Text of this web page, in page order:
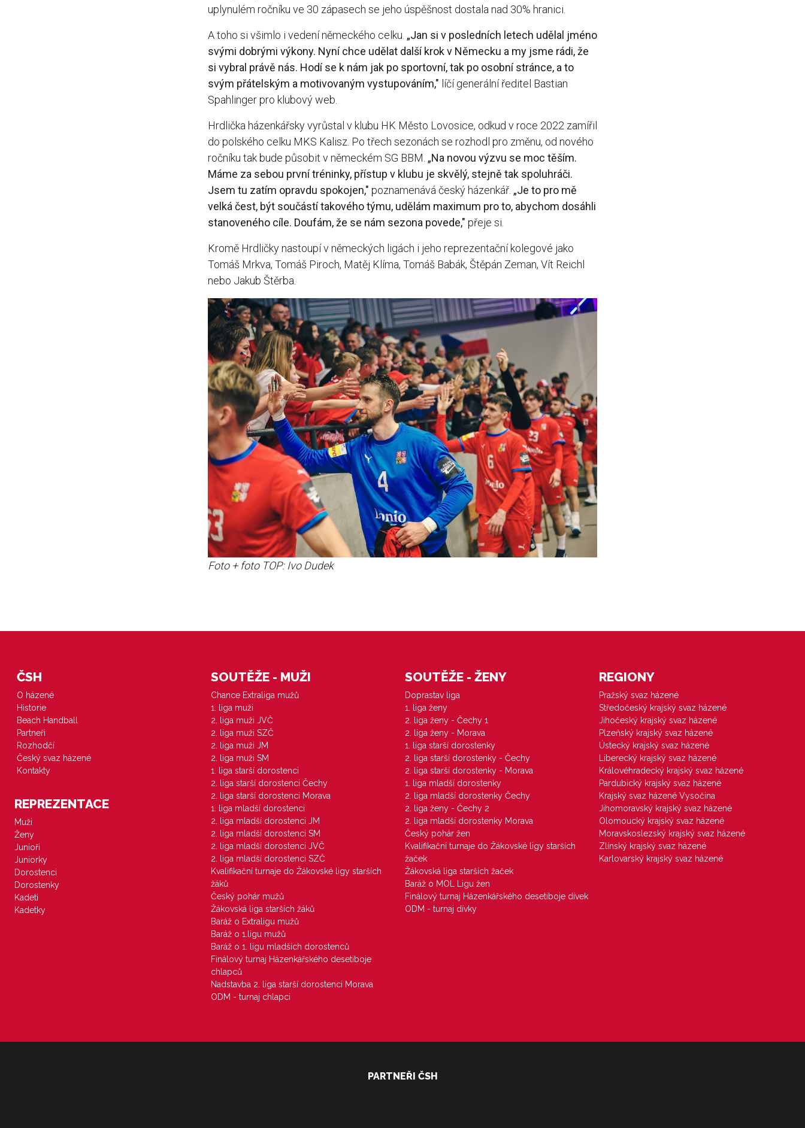
uplynulém ročníku ve 30 zápasech se jeho úspěšnost dostala nad 30% hranici.
A toho si všimlo i vedení německého celku. „Jan si v posledních letech udělal jméno
svými dobrými výkony. Nyní chce udělat další krok v Německu a my jsme rádi, že
si vybral právě nás. Hodí se k nám jak po sportovní, tak po osobní stránce, a to
svým přátelským a motivovaným vystupováním," líčí generální ředitel Bastian
Spahlinger pro klubový web.
Hrdlička házenkářsky vyrůstal v klubu HK Město Lovosice, odkud v roce 2022 zamířil
do polského celku MKS Kalisz. Po třech sezonách se rozhodl pro změnu, od nového
ročníku tak bude působit v německém SG BBM. „Na novou výzvu se moc těším.
Máme za sebou první tréninky, přístup v klubu je skvělý, stejně tak spoluhráči.
Jsem tu zatím opravdu spokojen," poznamenává český házenkář. „Je to pro mě
velká čest, být součástí takového týmu, udělám maximum pro to, abychom dosáhli
stanoveného cíle. Doufám, že se nám sezona povede," přeje si.
Kromě Hrdličky nastoupí v německých ligách i jeho reprezentační kolegové jako
Tomáš Mrkva, Tomáš Piroch, Matěj Klíma, Tomáš Babák, Štěpán Zeman, Vít Reichl
nebo Jakub Štěrba.
Foto + foto TOP: Ivo Dudek
ČSH
O házené
Historie
Beach Handball
Partneři
Rozhodčí
Český svaz házené
Kontakty
REPREZENTACE
Muži
Ženy
Junioři
Juniorky
Dorostenci
Dorostenky
Kadeti
Kadetky
SOUTĚŽE - MUŽI
Chance Extraliga mužů
1. liga muži
2. liga muži JVČ
2. liga muži SZČ
2. liga muži JM
2. liga muži SM
1. liga starší dorostenci
2. liga starší dorostenci Čechy
2. liga starší dorostenci Morava
1. liga mladší dorostenci
2. liga mladší dorostenci JM
2. liga mladší dorostenci SM
2. liga mladší dorostenci JVČ
2. liga mladší dorostenci SZČ
Kvalifikační turnaje do Žákovské ligy starších
žáků
Český pohár mužů
Žákovská liga starších žáků
Baráž o Extraligu mužů
Baráž o 1.ligu mužů
Baráž o 1. ligu mladších dorostenců
Finálový turnaj Házenkářského desetiboje
chlapců
Nadstavba 2. liga starší dorostenci Morava
ODM - turnaj chlapci
SOUTĚŽE - ŽENY
Doprastav liga
1. liga ženy
2. liga ženy - Čechy 1
2. liga ženy - Morava
1. liga starší dorostenky
2. liga starší dorostenky - Čechy
2. liga starší dorostenky - Morava
1. liga mladší dorostenky
2. liga mladší dorostenky Čechy
2. liga ženy - Čechy 2
2. liga mladší dorostenky Morava
Český pohár žen
Kvalifikační turnaje do Žákovské ligy starších
žaček
Žákovská liga starších žaček
Baráž o MOL Ligu žen
Finálový turnaj Házenkářského desetiboje dívek
ODM - turnaj dívky
REGIONY
Pražský svaz házené
Středočeský krajský svaz házené
Jihočeský krajský svaz házené
Plzeňský krajský svaz házené
Ústecký krajský svaz házené
Liberecký krajský svaz házené
Královéhradecký krajský svaz házené
Pardubický krajský svaz házené
Krajský svaz házené Vysočina
Jihomoravský krajský svaz házené
Olomoucký krajský svaz házené
Moravskoslezský krajský svaz házené
Zlínský krajský svaz házené
Karlovarský krajský svaz házené
PARTNEŘI ČSH